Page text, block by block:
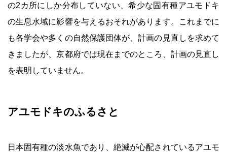
の2カ所にしか分布していない、希少な固有種アユモドキ
の生息水域に影響を与えるおそれがあります。これまでに
も各学会や多くの自然保護団体が、計画の見直しを求めて
きましたが、京都府では現在までのところ、計画の見直し
を表明していません。
アユモドキのふるさと
日本固有種の淡水魚であり、絶滅が心配されているアユモ